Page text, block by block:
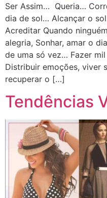
Ser Assim… Queria…
dia de sol… Alcançar o
Acreditar Quando
alegria, Sonhar, amar o
de uma só vez… Fazer
Distribuir emoções, viver
recuperar o […]
Tendências